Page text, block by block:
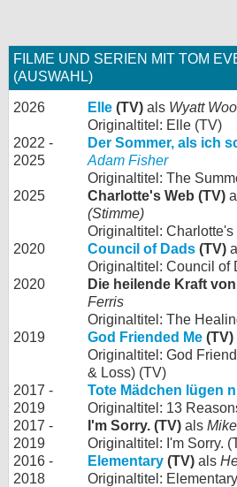
FILME UND SERIEN MIT TOM
(AUSWAHL)
2026 Elle (TV) als Wyatt
Originaltitel: Elle (TV)
2022 -
2025
Der Sommer, als ich
Adam Fisher
Originaltitel: The
2025
Charlotte's Web (TV)
(Stimme)
Originaltitel: Charlotte's
2020
Council of Dads (TV)
Originaltitel: Council of
2020
Die heilende Kraft
Ferris
Originaltitel: The
2019
God Friended Me (TV)
Originaltitel: God
& Loss) (TV)
2017 -
2019
Tote Mädchen lügen
Originaltitel: 13
2017 -
2019
I'm Sorry. (TV) als Mike
Originaltitel: I'm Sorry.
2016 -
2018
Elementary (TV) als
Originaltitel: